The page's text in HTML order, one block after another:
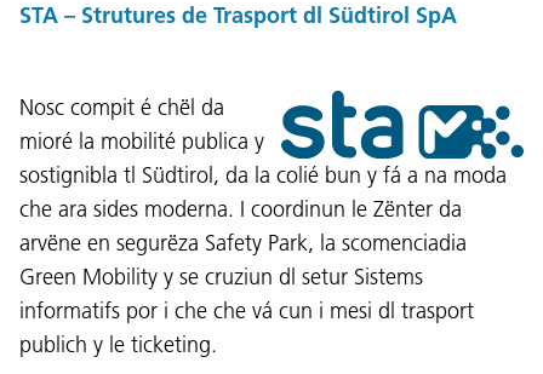
STA – Strutures de Trasport dl Südtirol SpA
Nosc compit é chël da
mioré la mobilité publica y
sostignibla tl Südtirol, da la colié bun y fá a na moda
che ara sides moderna. I coordinun le Zënter da
arvëne en segurëza Safety Park, la scomenciadia
Green Mobility y se cruziun dl setur Sistems
informatifs por i che che vá cun i mesi dl trasport
publich y le ticketing.